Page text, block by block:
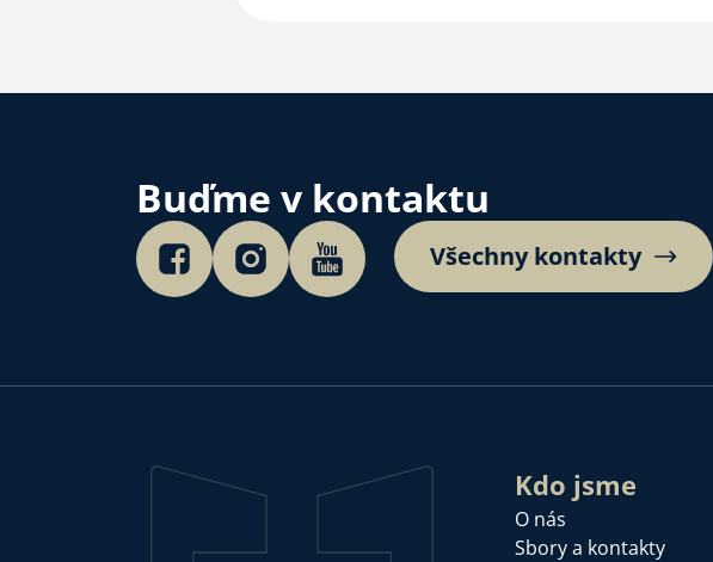
Buďme v kontaktu
Všechny kontakty
Kdo jsme
O nás
Sbory a kontakty